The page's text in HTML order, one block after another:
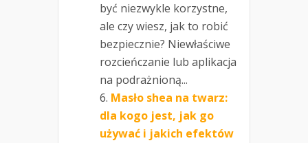
być niezwykle korzystne,
ale czy wiesz, jak to robić
bezpiecznie? Niewłaściwe
rozcieńczanie lub aplikacja
na podrażnioną...
Masło shea na twarz:
dla kogo jest, jak go
używać i jakich efektów